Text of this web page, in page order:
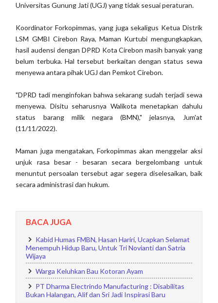
Universitas Gunung Jati (UGJ) yang tidak sesuai peraturan.
Koordinator Forkopimmas, yang juga sekaligus Ketua Distrik
LSM GMBI Cirebon Raya, Maman Kurtubi mengungkapkan,
hasil audensi dengan DPRD Kota Cirebon masih banyak yang
belum terbuka. Hal tersebut berkaitan dengan status sewa
menyewa antara pihak UGJ dan Pemkot Cirebon.
"DPRD tadi menginfokan bahwa sekarang sudah terjadi sewa
menyewa. Disitu seharusnya Walikota menetapkan dahulu
status barang milik negara (BMN)," jelasnya, Jum'at
(11/11/2022).
Maman juga mengatakan, Forkopimmas akan menggelar aksi
unjuk rasa besar - besaran secara bergelombang untuk
menuntut persoalan tersebut agar segera diselesaikan, baik
secara administrasi dan hukum.
BACA JUGA
Kabid Humas FMBN, Hasan Hariri, Ucapkan Selamat
Menempuh Hidup Baru, Untuk Tri Novianti dan Satria
Wijaya
Warga Keluhkan Bau Kotoran Ayam
PT Dharma Electrindo Manufacturing : Disabilitas
Bukan Halangan, Alif dan Sri Jadi Inspirasi Baru